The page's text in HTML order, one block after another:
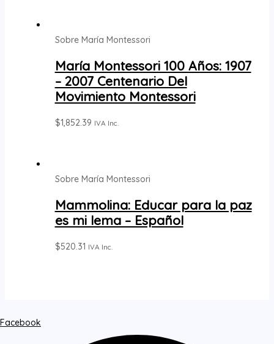
Sobre María Montessori
María Montessori 100 Años: 1907
– 2007 Centenario Del
Movimiento Montessori
$1,852.39 IVA Inc.
Sobre María Montessori
Mammolina: Educar para la paz
es mi lema – Español
$520.31 IVA Inc.
Facebook